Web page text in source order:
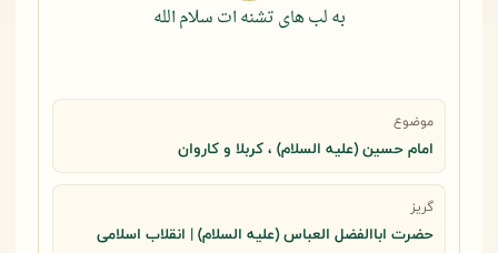
به لب های تشنه ات سلام الله
موضوع
امام حسین (علیه السلام) ، کربلا و کاروان
گریز
حضرت اباالفضل العباس (علیه السلام) | انقلاب اسلامی